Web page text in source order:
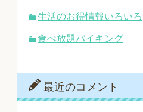
生活のお得情報いろいろ
食べ放題バイキング
最近のコメント